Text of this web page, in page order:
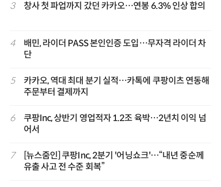
3 창사 첫 파업까지 갔던 카카오…연봉 6.3% 인상 합의
4
배민, 라이더 PASS 본인인증 도입…무자격 라이더 차
단
5
카카오, 역대 최대 분기 실적…카톡에 쿠팡이츠 연동해
주문부터 결제까지
6
쿠팡Inc, 상반기 영업적자 1.2조 육박…2년치 이익 넘
어서
7
[뉴스줌인] 쿠팡Inc, 2분기 '어닝쇼크'…“내년 중순께
유출 사고 전 수준 회복”